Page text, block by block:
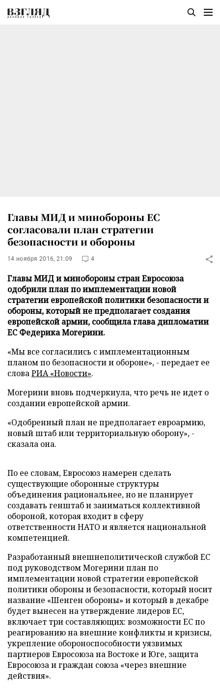
Главы МИД и минобороны ЕС
согласовали план стратегии
безопасности и обороны
14 ноября 2016, 21:09 4
Главы МИД и минобороны стран Евросоюза
одобрили план по имплементации новой
стратегии европейской политики безопасности и
обороны, который не предполагает создания
европейской армии, сообщила глава дипломатии
ЕС Федерика Могерини.
«Мы все согласились с имплементационным
планом по безопасности и обороне», - передает ее
словаРИА «Новости».
Могерини вновь подчеркнула, что речь не идет о
создании европейской армии.
«Одобренный план не предполагает евроармию,
новый штаб или территориальную оборону», -
сказала она.
По ее словам, Евросоюз намерен сделать
существующие оборонные структуры
объединения рациональнее, но не планирует
создавать генштаб и заниматься коллективной
обороной, которая входит в сферу
ответственности НАТО и является национальной
компетенцией.
Разработанный внешнеполитической службой ЕС
под руководством Могерини план по
имплементации новой стратегии европейской
политики обороны и безопасности, который носит
название «Шенген обороны» и который в декабре
будет вынесен на утверждение лидеров ЕС,
включает три составляющих: возможности ЕС по
реагированию на внешние конфликты и кризисы,
укрепление обороноспособности уязвимых
партнеров Евросоюза на Востоке и Юге, защита
Евросоюза и граждан союза «через внешние
действия».